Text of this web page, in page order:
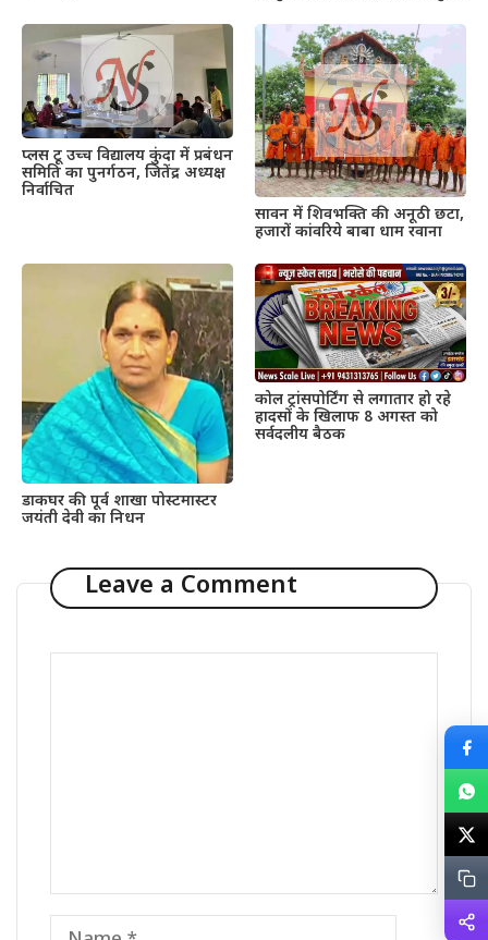
प्लस टू उच्च विद्यालय कुंदा में प्रबंधन
समिति का पुनर्गठन, जितेंद्र अध्यक्ष
निर्वाचित
सावन में शिवभक्ति की अनूठी छटा,
हजारों कांवरिये बाबा धाम रवाना
डाकघर की पूर्व शाखा पोस्टमास्टर
जयंती देवी का निधन
कोल ट्रांसपोर्टिंग से लगातार हो रहे
हादसों के खिलाफ 8 अगस्त को
सर्वदलीय बैठक
Leave a Comment
Name